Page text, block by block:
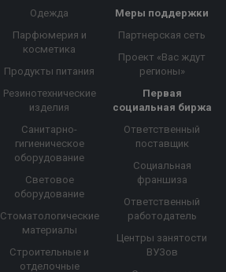
Одежда
Парфюмерия и
косметика
Продукты питания
Резинотехнические
изделия
Санитарно-
гигиеническое
оборудование
Световое
оборудование
Стоматологические
материалы
Строительные и
отделочные
Меры поддержки
Партнерская сеть
Проект «Вас ждут
регионы»
Первая
социальная биржа
Ответственный
поставщик
Социальная
франшиза
Ответственный
работодатель
Центры занятости
ВУЗов